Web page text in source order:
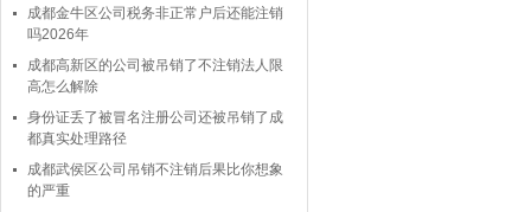
成都金牛区公司税务非正常户后还能注销
吗2026年
成都高新区的公司被吊销了不注销法人限
高怎么解除
身份证丢了被冒名注册公司还被吊销了成
都真实处理路径
成都武侯区公司吊销不注销后果比你想象
的严重